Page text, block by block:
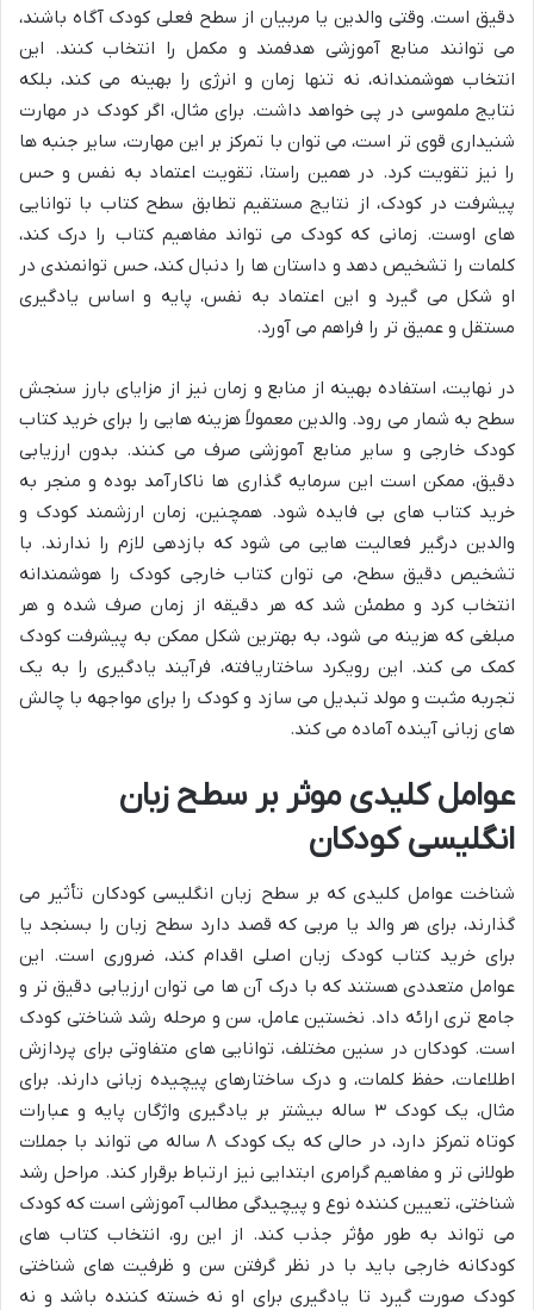
دقیق است. وقتی والدین یا مربیان از سطح فعلی کودک آگاه باشند،
می توانند منابع آموزشی هدفمند و مکمل را انتخاب کنند. این
انتخاب هوشمندانه، نه تنها زمان و انرژی را بهینه می کند، بلکه
نتایج ملموسی در پی خواهد داشت. برای مثال، اگر کودک در مهارت
شنیداری قوی تر است، می توان با تمرکز بر این مهارت، سایر جنبه ها
را نیز تقویت کرد. در همین راستا، تقویت اعتماد به نفس و حس
پیشرفت در کودک، از نتایج مستقیم تطابق سطح کتاب با توانایی
های اوست. زمانی که کودک می تواند مفاهیم کتاب را درک کند،
کلمات را تشخیص دهد و داستان ها را دنبال کند، حس توانمندی در
او شکل می گیرد و این اعتماد به نفس، پایه و اساس یادگیری
مستقل و عمیق تر را فراهم می آورد.
در نهایت، استفاده بهینه از منابع و زمان نیز از مزایای بارز سنجش
سطح به شمار می رود. والدین معمولاً هزینه هایی را برای خرید کتاب
کودک خارجی و سایر منابع آموزشی صرف می کنند. بدون ارزیابی
دقیق، ممکن است این سرمایه گذاری ها ناکارآمد بوده و منجر به
خرید کتاب های بی فایده شود. همچنین، زمان ارزشمند کودک و
والدین درگیر فعالیت هایی می شود که بازدهی لازم را ندارند. با
تشخیص دقیق سطح، می توان کتاب خارجی کودک را هوشمندانه
انتخاب کرد و مطمئن شد که هر دقیقه از زمان صرف شده و هر
مبلغی که هزینه می شود، به بهترین شکل ممکن به پیشرفت کودک
کمک می کند. این رویکرد ساختاریافته، فرآیند یادگیری را به یک
تجربه مثبت و مولد تبدیل می سازد و کودک را برای مواجهه با چالش
های زبانی آینده آماده می کند.
عوامل کلیدی موثر بر سطح زبان
انگلیسی کودکان
شناخت عوامل کلیدی که بر سطح زبان انگلیسی کودکان تأثیر می
گذارند، برای هر والد یا مربی که قصد دارد سطح زبان را بسنجد یا
برای خرید کتاب کودک زبان اصلی اقدام کند، ضروری است. این
عوامل متعددی هستند که با درک آن ها می توان ارزیابی دقیق تر و
جامع تری ارائه داد. نخستین عامل، سن و مرحله رشد شناختی کودک
است. کودکان در سنین مختلف، توانایی های متفاوتی برای پردازش
اطلاعات، حفظ کلمات، و درک ساختارهای پیچیده زبانی دارند. برای
مثال، یک کودک ۳ ساله بیشتر بر یادگیری واژگان پایه و عبارات
کوتاه تمرکز دارد، در حالی که یک کودک ۸ ساله می تواند با جملات
طولانی تر و مفاهیم گرامری ابتدایی نیز ارتباط برقرار کند. مراحل رشد
شناختی، تعیین کننده نوع و پیچیدگی مطالب آموزشی است که کودک
می تواند به طور مؤثر جذب کند. از این رو، انتخاب کتاب های
کودکانه خارجی باید با در نظر گرفتن سن و ظرفیت های شناختی
کودک صورت گیرد تا یادگیری برای او نه خسته کننده باشد و نه